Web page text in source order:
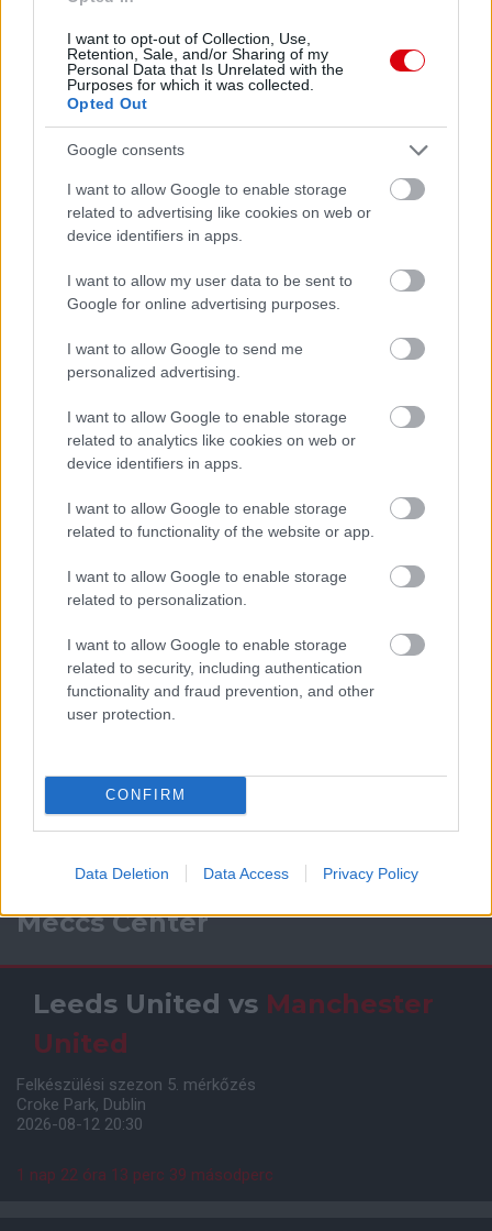
I want to opt-out of Collection, Use,
Retention, Sale, and/or Sharing of my
Personal Data that Is Unrelated with the
Purposes for which it was collected.
Opted Out
Google consents
I want to allow Google to enable storage
related to advertising like cookies on web or
device identifiers in apps.
I want to allow my user data to be sent to
Google for online advertising purposes.
I want to allow Google to send me
personalized advertising.
I want to allow Google to enable storage
related to analytics like cookies on web or
device identifiers in apps.
I want to allow Google to enable storage
related to functionality of the website or app.
I want to allow Google to enable storage
related to personalization.
I want to allow Google to enable storage
related to security, including authentication
functionality and fraud prevention, and other
user protection.
CONFIRM
Data Deletion Data Access Privacy Policy
Meccs Center
Leeds United vs Manchester
United
Felkészülési szezon 5. mérkőzés
Croke Park, Dublin
2026-08-12 20:30
1 nap 22 óra 13 perc 38 másodperc